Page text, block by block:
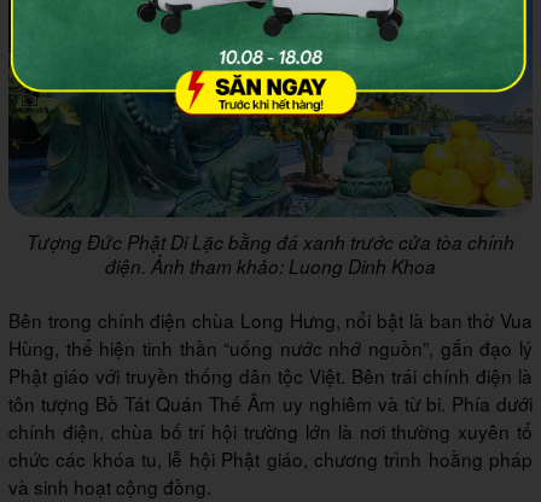
Tượng Đức Phật Di Lặc bằng đá xanh trước cửa tòa chính
điện. Ảnh tham khảo: Luong Dinh Khoa
Bên trong chính điện chùa Long Hưng, nổi bật là ban thờ Vua
Hùng, thể hiện tinh thần “uống nước nhớ nguồn”, gắn đạo lý
Phật giáo với truyền thống dân tộc Việt. Bên trái chính điện là
tôn tượng Bồ Tát Quán Thế Âm uy nghiêm và từ bi. Phía dưới
chính điện, chùa bố trí hội trường lớn là nơi thường xuyên tổ
chức các khóa tu, lễ hội Phật giáo, chương trình hoằng pháp
và sinh hoạt cộng đồng.